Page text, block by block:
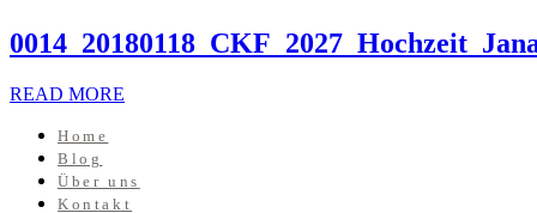
READ MORE
Home
Blog
Über uns
Kontakt